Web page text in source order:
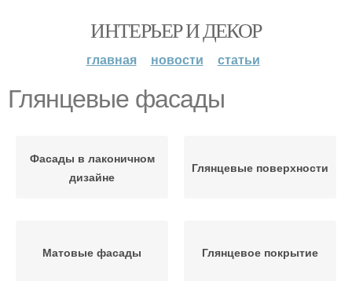
ИНТЕРЬЕР И ДЕКОР
главная новости статьи
Глянцевые фасады
Фасады в лаконичном
дизайне
Глянцевые поверхности
Матовые фасады Глянцевое покрытие